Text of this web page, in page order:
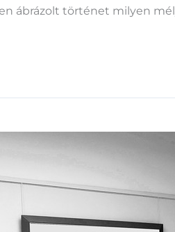
ábrázolt történet milyen